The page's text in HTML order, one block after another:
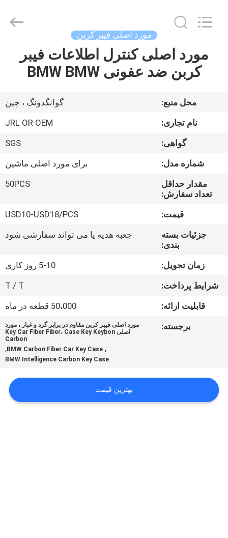
صفحه
اصلی
محصولات
نمایش
کنترل
تماس
بگیرید
Technology
مورد اصلی فیبر کربن
مورد اصلی کنترل اطلاعات فیبر
کربن ضد عفونی BMW BMW
محل منبع:
گوانگدونگ ، چین
نام تجاری:
JRL OR OEM
گواهی:
SGS
شماره مدل:
برای مورد اصلی ماشین
مقدار حداقل
تعداد سفارش:
50PCS
قیمت:
USD10-USD18/PCS
جزئیات بسته
بندی:
جعبه هدیه یا می تواند سفارشی شود
زمان تحویل:
5-10 روز کاری
شرایط پرداخت:
T / T
قابلیت ارائه:
50،000 قطعه در ماه
برجسته:
مورد اصلی فیبر کربن مقاوم در برابر گرد و غبار ، مورد
اصلی Key Car Fiber Fiber، Case Key Keybon
Carbon
,
BMW Carbon Fiber Car Key Case
,
BMW Intelligence Carbon Key Case
بهترین قیمت